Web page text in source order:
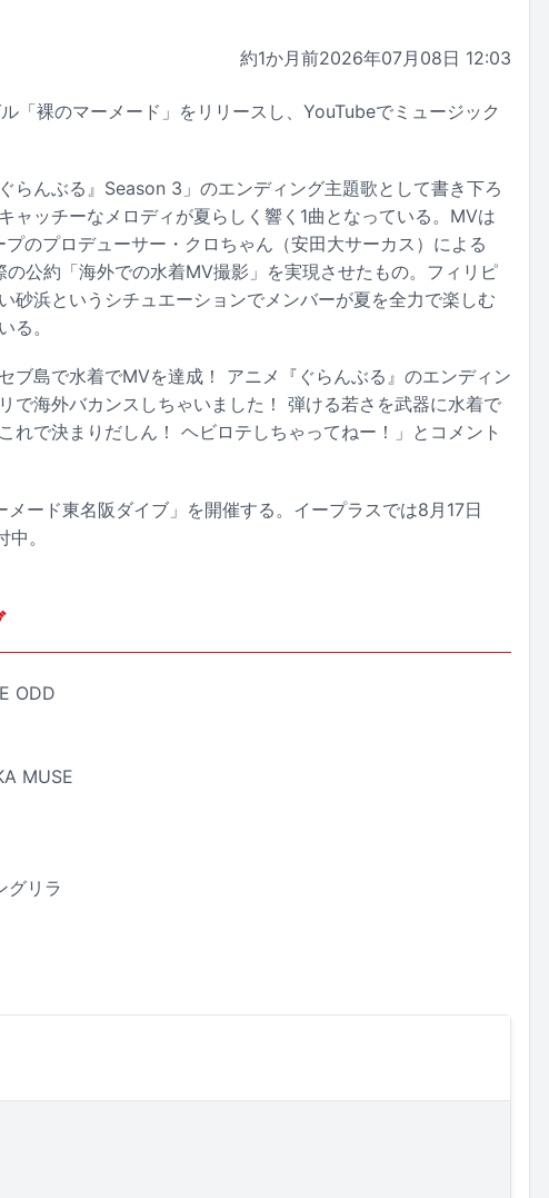
約1か月前2026年07月08日 12:03
「裸のマーメード」をリリースし、YouTubeでミュージック
らんぶる』Season 3」のエンディング主題歌として書き下ろ
ャッチーなメロディが夏らしく響く1曲となっている。MVは
のプロデューサー・クロちゃん（安田大サーカス）による
公約「海外での水着MV撮影」を実現させたもの。フィリピ
砂浜というシチュエーションでメンバーが夏を全力で楽しむ
る。
ブ島で水着でMVを達成！ アニメ『ぐらんぶる』のエンディン
で海外バカンスしちゃいました！ 弾ける若さを武器に水着で
れで決まりだしん！ ヘビロテしちゃってねー！」とコメント
ード東名阪ダイブ」を開催する。イープラスでは8月17日
。
ODD
MUSE
グリラ